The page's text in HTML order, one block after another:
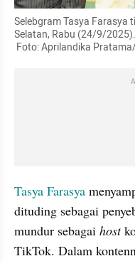
Selebgram Tasya Farasya
Selatan, Rabu (24/9/2025).
Foto: Aprilandika
Tasya Farasya
dituding sebagai
mundur sebagai host
TikTok. Dalam